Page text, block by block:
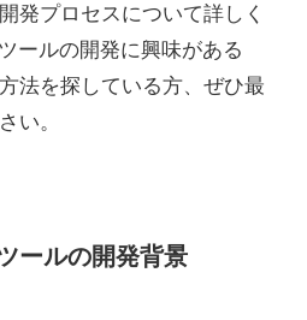
発プロセスについて詳しく
ールの開発に興味がある
法を探している方、ぜひ最
い。
ールの開発背景